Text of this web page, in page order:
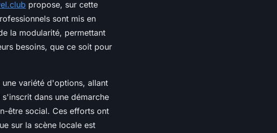
propose, sur cette
sont mis en
la modularité, permettant
besoins, que ce soit pour
variété d'options, allant
dans une démarche
être social. Ces efforts ont
sur la scène locale est